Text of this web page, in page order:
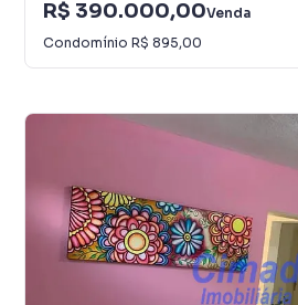
R$ 390.000,00Venda
Condomínio R$ 895,00